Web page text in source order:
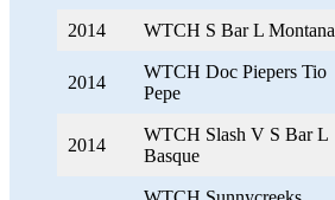
2014 WTCH S Bar L Montana
2014
WTCH Doc Piepers Tio
Pepe
2014
WTCH Slash V S Bar L
Basque